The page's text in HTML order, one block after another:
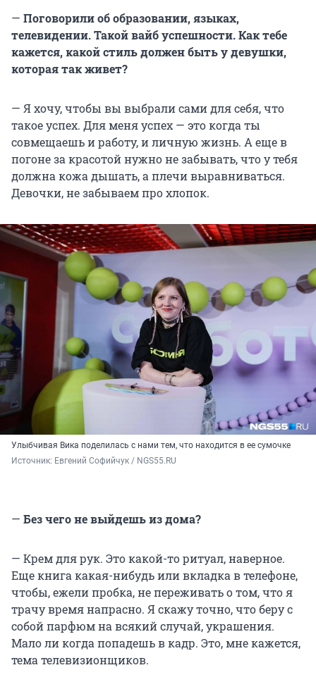
— Поговорили об образовании, языках,
телевидении. Такой вайб успешности. Как тебе
кажется, какой стиль должен быть у девушки,
которая так живет?
— Я хочу, чтобы вы выбрали сами для себя, что
такое успех. Для меня успех — это когда ты
совмещаешь и работу, и личную жизнь. А еще в
погоне за красотой нужно не забывать, что у тебя
должна кожа дышать, а плечи выравниваться.
Девочки, не забываем про хлопок.
Улыбчивая Вика поделилась с нами тем, что находится в ее сумочке
Источник: Евгений Софийчук / NGS55.RU
— Без чего не выйдешь из дома?
— Крем для рук. Это какой-то ритуал, наверное.
Еще книга какая-нибудь или вкладка в телефоне,
чтобы, ежели пробка, не переживать о том, что я
трачу время напрасно. Я скажу точно, что беру с
собой парфюм на всякий случай, украшения.
Мало ли когда попадешь в кадр. Это, мне кажется,
тема телевизионщиков.